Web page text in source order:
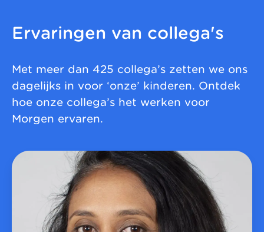
Ervaringen van collega's
Met meer dan 425 collega’s zetten we ons
dagelijks in voor ‘onze’ kinderen. Ontdek
hoe onze collega’s het werken voor
Morgen ervaren.